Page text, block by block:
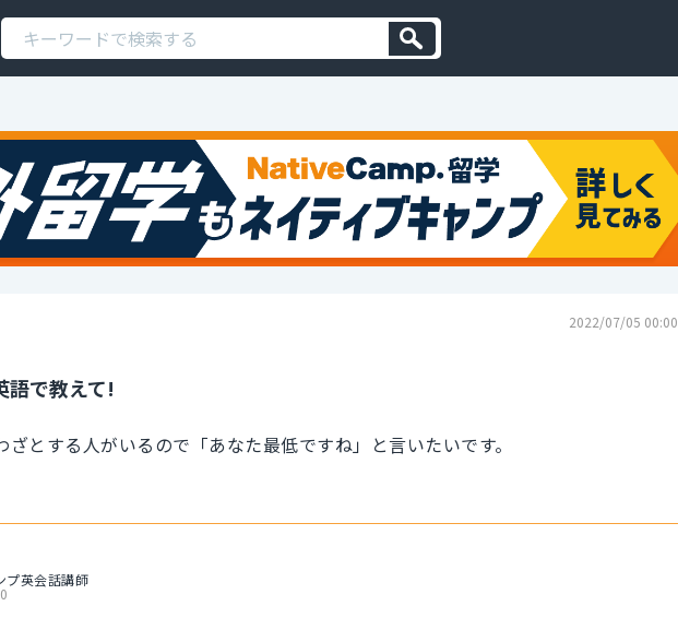
2022/07/05 00:00
語で教えて!
ざとする人がいるので「あなた最低ですね」と言いたいです。
プ英会話講師